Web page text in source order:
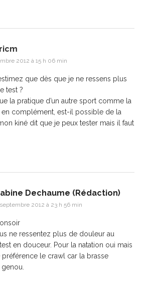
2012 à 15 h 06 min
que dès que je ne ressens plus
test ?
la pratique d’un autre sport comme la
en complément, est-il possible de la
kiné dit que je peux tester mais il faut
Dechaume (Rédaction)
2012 à 23 h 56 min
ne ressentez plus de douleur au
en douceur. Pour la natation oui mais
le crawl car la brasse